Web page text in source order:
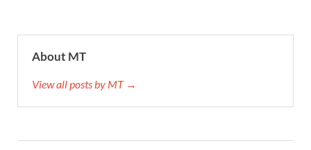
About MT
View all posts by MT →